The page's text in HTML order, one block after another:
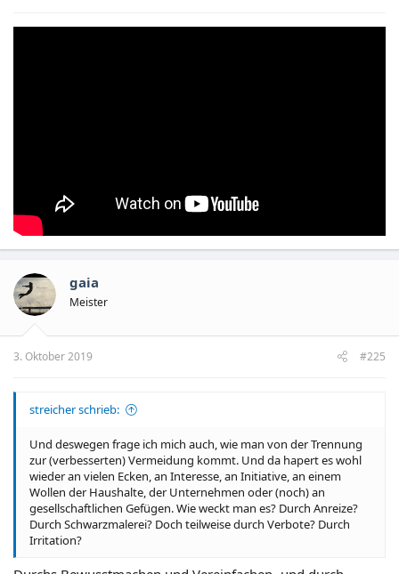
gaia
Meister
3. Oktober 2019 #225
streicher schrieb:
Und deswegen frage ich mich auch, wie man von der Trennung
zur (verbesserten) Vermeidung kommt. Und da hapert es wohl
wieder an vielen Ecken, an Interesse, an Initiative, an einem
Wollen der Haushalte, der Unternehmen oder (noch) an
gesellschaftlichen Gefügen. Wie weckt man es? Durch Anreize?
Durch Schwarzmalerei? Doch teilweise durch Verbote? Durch
Irritation?